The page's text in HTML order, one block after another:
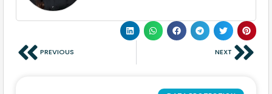
PREVIOUS NEXT